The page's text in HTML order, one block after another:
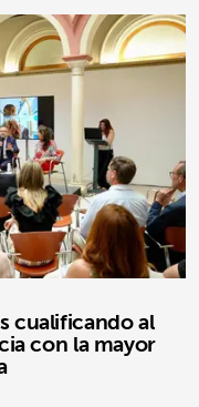
cualificando al
con la mayor